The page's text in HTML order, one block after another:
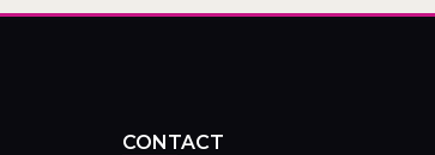
CONTACT